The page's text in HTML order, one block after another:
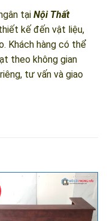
tại Nội Thất
kế đến vật liệu,
Khách hàng có thể
theo không gian
tư vấn và giao